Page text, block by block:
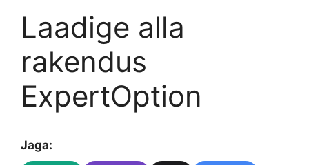
Laadige alla
rakendus
ExpertOption
Jaga: